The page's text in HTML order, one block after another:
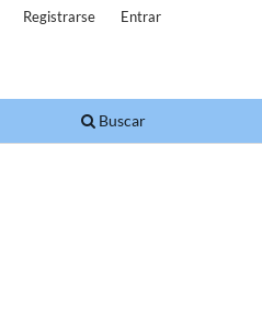
Buscar
Registrarse Entrar